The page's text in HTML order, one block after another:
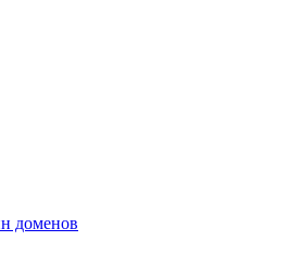
доменов